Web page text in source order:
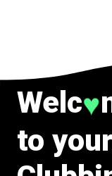
Welc♥
to your